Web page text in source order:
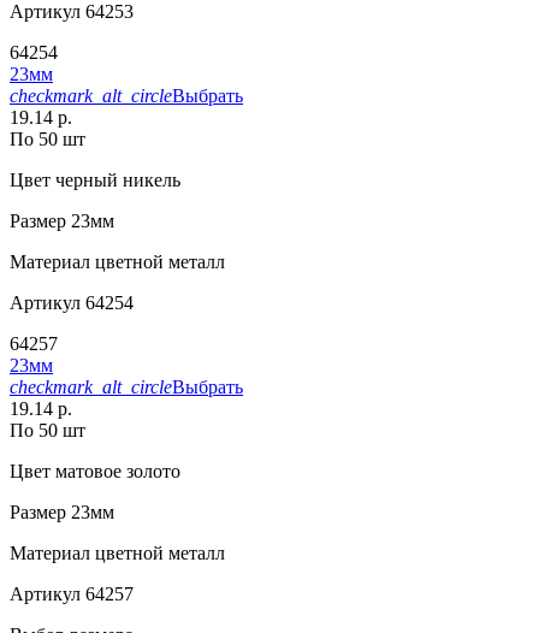
Артикул 64253
64254
23мм
checkmark_alt_circleВыбрать
19.14 р.
По 50 шт
Цвет черный никель
Размер 23мм
Материал цветной металл
Артикул 64254
64257
23мм
checkmark_alt_circleВыбрать
19.14 р.
По 50 шт
Цвет матовое золото
Размер 23мм
Материал цветной металл
Артикул 64257